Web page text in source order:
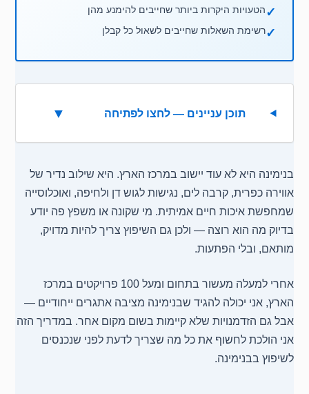
✓הטעויות היקרות ביותר שחייבים להימנע מהן
✓רשימת השאלות שחייבים לשאול כל קבלן
תוכן עניינים — לחצו לפתיחה ▼
בנימינה היא לא עוד יישוב במרכז הארץ. היא שילוב נדיר של
אווירה כפרית, קרבה לים, נגישות לגוש דן ולחיפה, ואוכלוסייה
שמחפשת איכות חיים אמיתית. מי שקונה או משפץ פה יודע
בדיוק מה הוא רוצה — ולכן גם השיפוץ צריך להיות מדויק,
מותאם, ובלי הפתעות.
אחרי למעלה מעשור בתחום ומעל 100 פרויקטים במרכז
הארץ, אני יכולה להגיד שבנימינה מציבה אתגרים ייחודיים —
אבל גם הזדמנויות שלא קיימות בשום מקום אחר. במדריך הזה
אני הולכת לחשוף את כל מה שצריך לדעת לפני שנכנסים
לשיפוץ בבנימינה.